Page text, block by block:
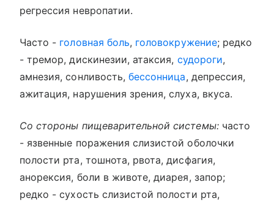
регрессия невропатии.
Часто - головная боль, головокружение; редко
- тремор, дискинезии, атаксия, судороги,
амнезия, сонливость,бессонница, депрессия,
ажитация, нарушения зрения, слуха, вкуса.
Со стороны пищеварительной системы:часто
- язвенные поражения слизистой оболочки
полости рта, тошнота, рвота, дисфагия,
анорексия, боли в животе, диарея, запор;
редко - сухость слизистой полости рта,